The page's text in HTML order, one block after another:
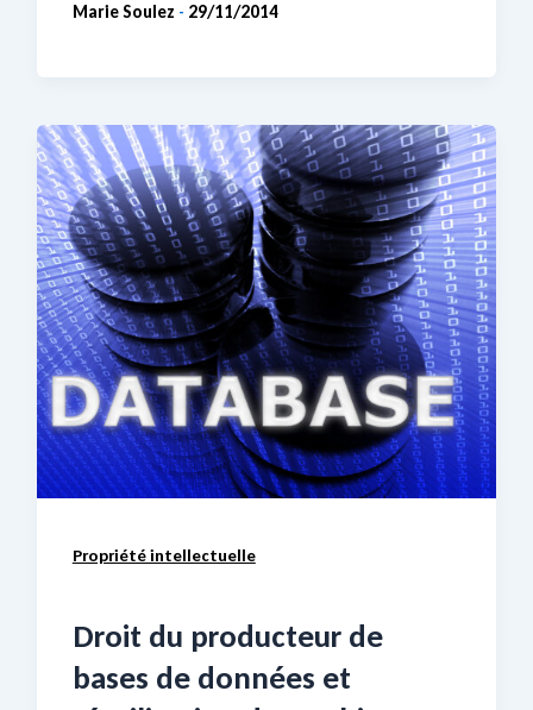
Marie Soulez - 29/11/2014
Propriété intellectuelle
Droit du producteur de
bases de données et